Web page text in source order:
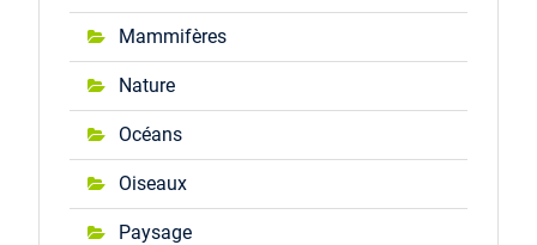
Mammifères
Nature
Océans
Oiseaux
Paysage